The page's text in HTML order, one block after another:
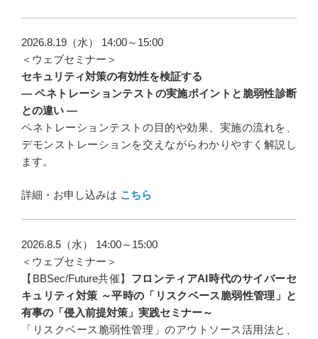
2026.8.19（水） 14:00～15:00
＜ウェブセミナー＞
セキュリティ対策の有効性を検証する
― ペネトレーションテストの実施ポイントと脆弱性診断
との違い ―
ペネトレーションテストの目的や効果、実施の流れを、
デモンストレーションを交えながらわかりやすく解説し
ます。
詳細・お申し込みは こちら
2026.8.5（水） 14:00～15:00
＜ウェブセミナー＞
【BBSec/Future共催】 フロンティアAI時代のサイバーセ
キュリティ対策 ～平時の「リスクベース脆弱性管理」と
有事の「侵入前提対策」実践セミナー～
「リスクベース脆弱性管理」のアウトソース活用法と、